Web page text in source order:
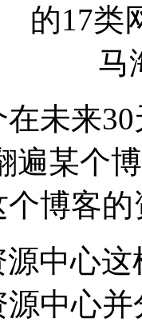
未来
遍某个
博客
源中心
中心